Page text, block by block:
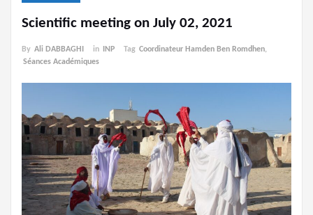
Scientific meeting on July 02, 2021
By Ali DABBAGHI in INP Tag Coordinateur Hamden Ben Romdhen,
Séances Académiques